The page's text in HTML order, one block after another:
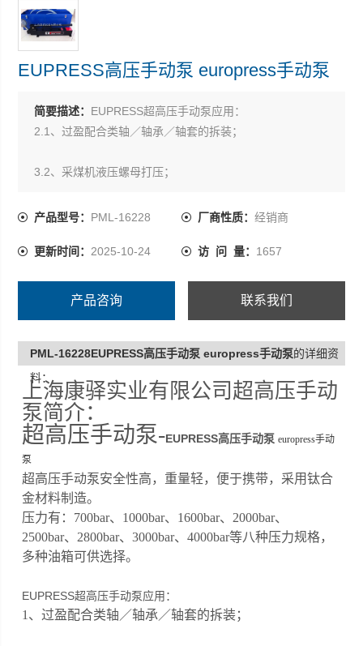
EUPRESS高压手动泵 europress手动泵
简要描述： EUPRESS超高压手动泵应用：
2.1、过盈配合类轴／轴承／轴套的拆装；
3.2、采煤机液压螺母打压；
4.3、给液压螺栓拉伸器打压；
产品型号： PML-16228 厂商性质： 经销商
更新时间： 2025-10-24 访 问 量： 1657
产品咨询 联系我们
PML-16228EUPRESS高压手动泵 europress手动泵的详细资
料：
上海康驿实业有限公司超高压手动
泵简介：
超高压手动泵-EUPRESS高压手动泵europress手动
泵
超高压手动泵安全性高，重量轻，便于携带，采用钛合
金材料制造。
压力有：700bar、1000bar、1600bar、2000bar、
2500bar、2800bar、3000bar、4000bar等八种压力规格，
多种油箱可供选择。
EUPRESS超高压手动泵应用：
1、过盈配合类轴／轴承／轴套的拆装；